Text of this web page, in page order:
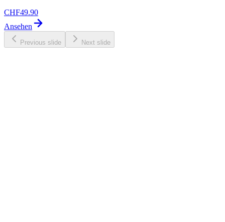
CHF49.90
Ansehen
Previous slide Next slide